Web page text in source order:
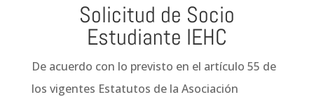
Solicitud de Socio
Estudiante IEHC
De acuerdo con lo previsto en el artículo 55 de
los vigentes Estatutos de la Asociación